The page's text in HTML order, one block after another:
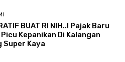
BUAT RI NIH..! Pajak Baru
Kepanikan Di Kalangan
Super Kaya